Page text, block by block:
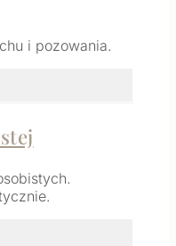
i pozowania.